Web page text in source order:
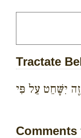
Tractate
יִשָּׁחֵט עַל פִּי